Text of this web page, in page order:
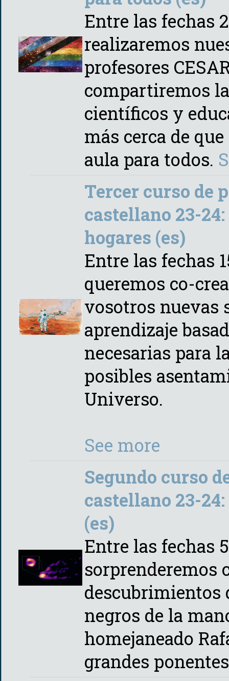
Entre las fechas
realizaremos
profesores
compartiremos
científicos y
más cerca de
aula para todos.
Tercer curso de
castellano 23-
hogares (es)
Entre las fechas
queremos co-
vosotros nuevas
aprendizaje
necesarias para
posibles
Universo.
See more
Segundo curso
castellano 23-
(es)
Entre las fechas
sorprenderemos
descubrimientos
negros de la
homejaneado
grandes